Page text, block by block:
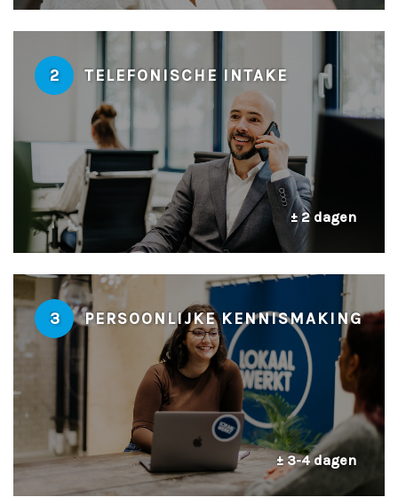
2 TELEFONISCHE INTAKE
± 2 dagen
3 PERSOONLIJKE KENNISMAKING
± 3-4 dagen